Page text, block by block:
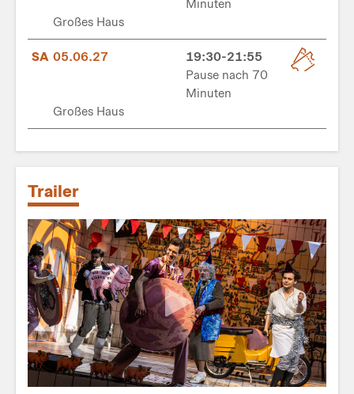
Großes Haus
SA 05.06.27
19:30-21:55
Pause nach 70
Minuten
Großes Haus
Trailer